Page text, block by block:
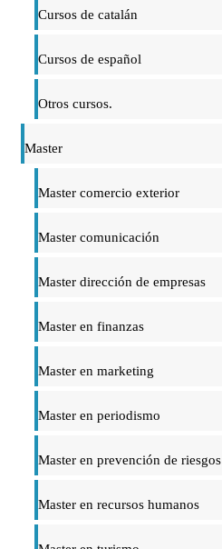
Cursos de catalán
Cursos de español
Otros cursos.
Master
Master comercio exterior
Master comunicación
Master dirección de empresas
Master en finanzas
Master en marketing
Master en periodismo
Master en prevención de riesgos
Master en recursos humanos